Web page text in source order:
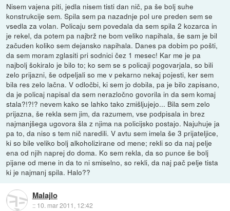
Nisem vajena piti, jedla nisem tisti dan nič, pa še bolj suhe
konstrukcije sem. Spila sem pa nazadnje pol ure preden sem se
vsedla za volan. Policaju sem povedala da sem spila 2 kozarca in
je rekel, da potem pa najbrž ne bom veliko napihala, še sam je bil
začuden koliko sem dejansko napihala. Danes pa dobim po pošti,
da sem moram zglasiti pri sodnici čez 1 mesec! Kar me je pa
najbolj šokiralo je bilo to; ko sem se s policaji pogovarjala, so bili
zelo prijazni, še odpeljali so me v pekarno nekaj pojesti, ker sem
bila res zelo lačna. V odločbi, ki sem jo dobila, pa je bilo zapisano,
da je policaj napisal da sem nerazločno govorila in da sem komaj
stala?!?!? nevem kako se lahko tako zmišljujejo... Bila sem zelo
prijazna, še rekla sem jim, da razumem, vse podpisala in brez
najmanjšega ugovora šla z njima na policijsko postajo. Najuhuje ja
pa to, da niso s tem nič naredili. V avtu sem imela še 3 prijateljice,
ki so bile veliko bolj alkoholizirane od mene; rekli so da naj pelje
ena od njih naprej do doma. Ko sem rekla, da so punce še bolj
pijane od mene in da to ni smiselno, so rekli, da naj pač pelje tista
ki je najmanj spila. Halo??
Malajlo
:: 10. mar 2011, 12:42